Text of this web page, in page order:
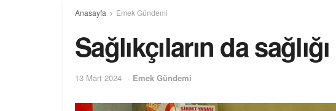
Anasayfa Emek Gündemi
Sağlıkçıların da
13 Mart 2024 - Emek Gündemi